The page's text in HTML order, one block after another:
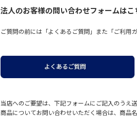
法人のお客様の問い合わせフォームはこ
ご質問の前には「よくあるご質問」また「ご利用
当店へのご要望は、下記フォームにご記入のうえ
商品についてお問い合わせいただく場合は、商品